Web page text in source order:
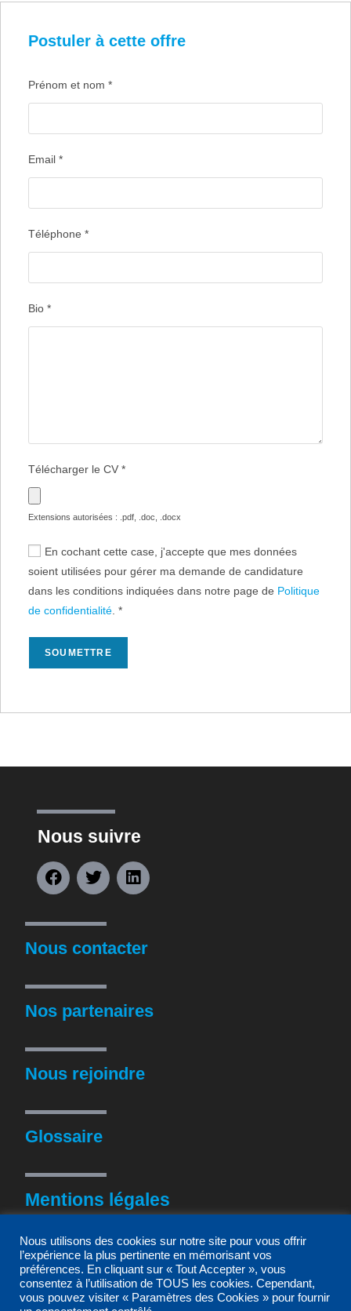
Postuler à cette offre
Prénom et nom *
Email *
Téléphone *
Bio *
Télécharger le CV *
Extensions autorisées : .pdf, .doc, .docx
En cochant cette case, j'accepte que mes données
soient utilisées pour gérer ma demande de candidature
dans les conditions indiquées dans notre page de Politique
de confidentialité *
Nous suivre
Nous contacter
Nos partenaires
Nous rejoindre
Glossaire
Mentions légales
Politique de confidentialité
Nous utilisons des cookies sur notre site pour vous offrir
l’expérience la plus pertinente en mémorisant vos
préférences. En cliquant sur « Tout Accepter », vous
consentez à l’utilisation de TOUS les cookies. Cependant,
vous pouvez visiter « Paramètres des Cookies » pour fournir